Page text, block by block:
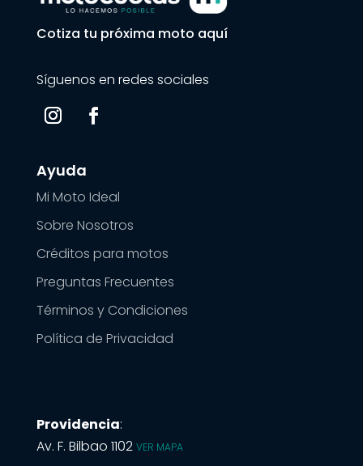
Cotiza tu próxima moto aquí
Síguenos en redes sociales
Ayuda
Mi Moto Ideal
Sobre Nosotros
Créditos para motos
Preguntas Frecuentes
Términos y Condiciones
Política de Privacidad
Providencia:
Av. F. Bilbao 1102 VER MAPA